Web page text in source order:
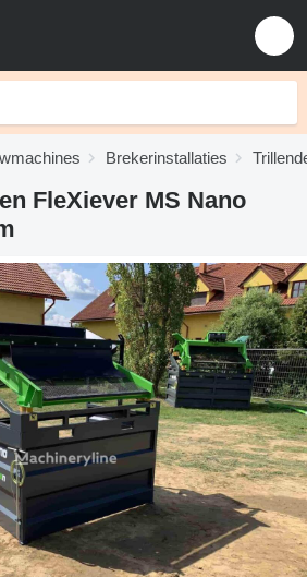
Brekerinstallaties
FleXiever MS Nano